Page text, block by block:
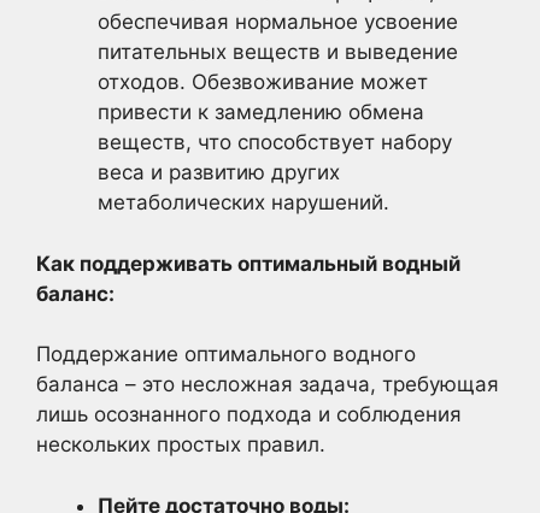
обеспечивая нормальное усвоение
питательных веществ и выведение
отходов. Обезвоживание может
привести к замедлению обмена
веществ, что способствует набору
веса и развитию других
метаболических нарушений.
Как поддерживать оптимальный водный
баланс:
Поддержание оптимального водного
баланса – это несложная задача, требующая
лишь осознанного подхода и соблюдения
нескольких простых правил.
Пейте достаточно воды: